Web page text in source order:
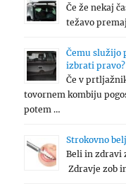
Če že nekaj
težavo
Čemu služijo
izbrati pravo?
Če v
tovornem kombiju
potem …
Strokovno
Beli in zdravi
Zdravje zob